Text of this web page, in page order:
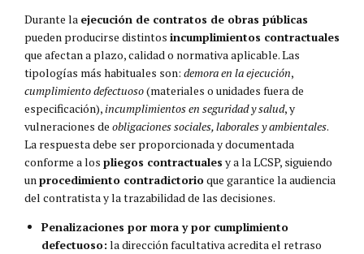
Durante la ejecución de contratos de obras públicas
pueden producirse distintos incumplimientos contractuales
que afectan a plazo, calidad o normativa aplicable. Las
tipologías más habituales son: demora en la ejecución,
cumplimiento defectuoso(materiales o unidades fuera de
especificación),incumplimientos en seguridad y salud, y
vulneraciones de obligaciones sociales, laborales y ambientales.
La respuesta debe ser proporcionada y documentada
conforme a los pliegos contractuales y a la LCSP, siguiendo
unprocedimiento contradictorioque garantice la audiencia
del contratista y la trazabilidad de las decisiones.
Penalizaciones por mora y por cumplimiento
defectuoso: la dirección facultativa acredita el retraso